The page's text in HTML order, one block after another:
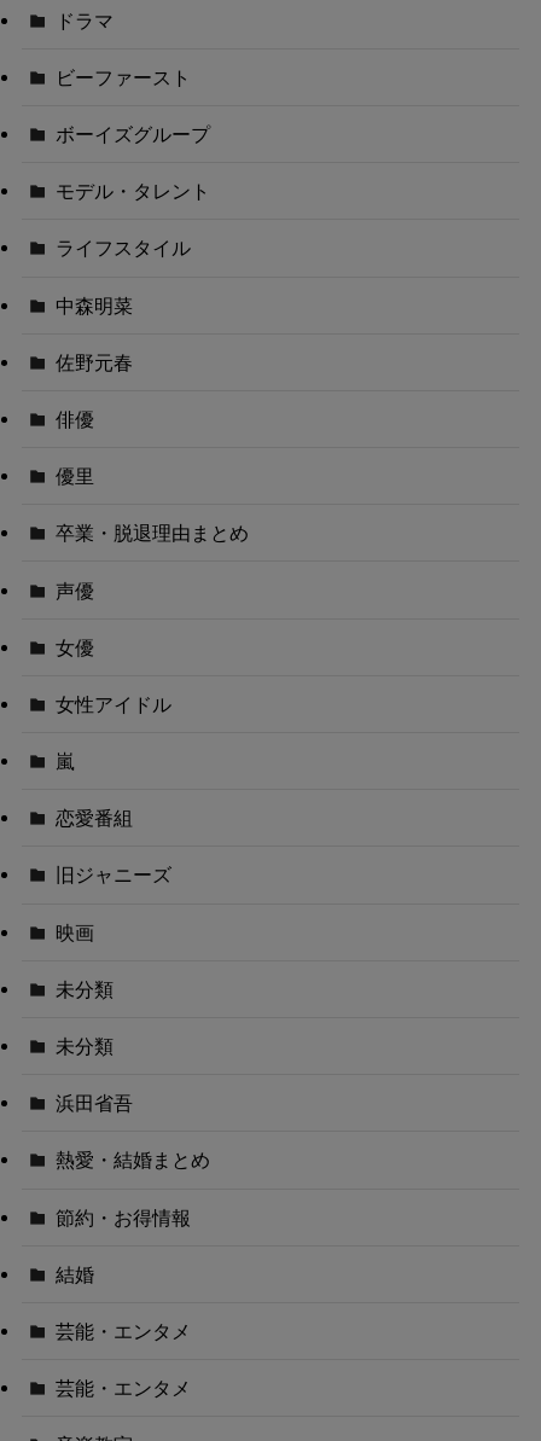
ドラマ
ビーファースト
ボーイズグループ
モデル・タレント
ライフスタイル
中森明菜
佐野元春
俳優
優里
卒業・脱退理由まとめ
声優
女優
女性アイドル
嵐
恋愛番組
旧ジャニーズ
映画
未分類
未分類
浜田省吾
熱愛・結婚まとめ
節約・お得情報
結婚
芸能・エンタメ
芸能・エンタメ